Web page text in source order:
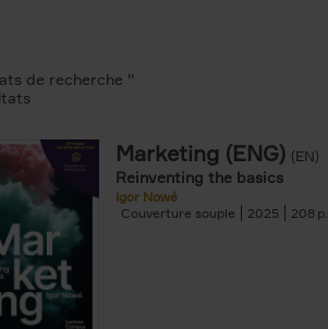
filter
de recherche ''
Marketing (ENG) (EN)
Reinventing the basics
Igor Nowé
Couverture souple
2025 208